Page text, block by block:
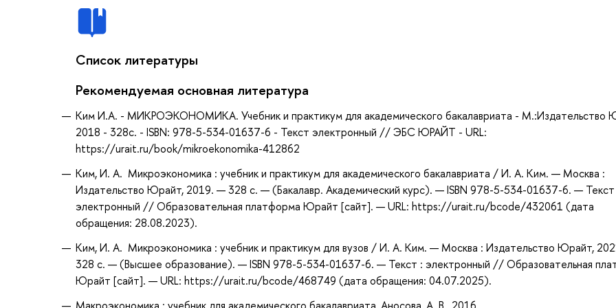
Список литературы
Рекомендуемая основная литература
Ким И.А. - МИКРОЭКОНОМИКА. Учебник и практикум для академического бакалавриата - М.:Издательство
2018 - 328с. - ISBN: 978-5-534-01637-6 - Текст электронный // ЭБС ЮРАЙТ - URL:
https://urait.ru/book/mikroekonomika-412862
Ким, И. А. Микроэкономика : учебник и практикум для академического бакалавриата / И. А. Ким. — Москва :
Издательство Юрайт, 2019. — 328 с. — (Бакалавр. Академический курс). — ISBN 978-5-534-01637-6. — Текст
электронный // Образовательная платформа Юрайт [сайт]. — URL: https://urait.ru/bcode/432061 (дата
обращения: 28.08.2023).
Ким, И. А. Микроэкономика : учебник и практикум для вузов / И. А. Ким. — Москва : Издательство Юрайт,
328 с. — (Высшее образование). — ISBN 978-5-534-01637-6. — Текст : электронный // Образовательная
Юрайт [сайт]. — URL: https://urait.ru/bcode/468749 (дата обращения: 04.07.2025).